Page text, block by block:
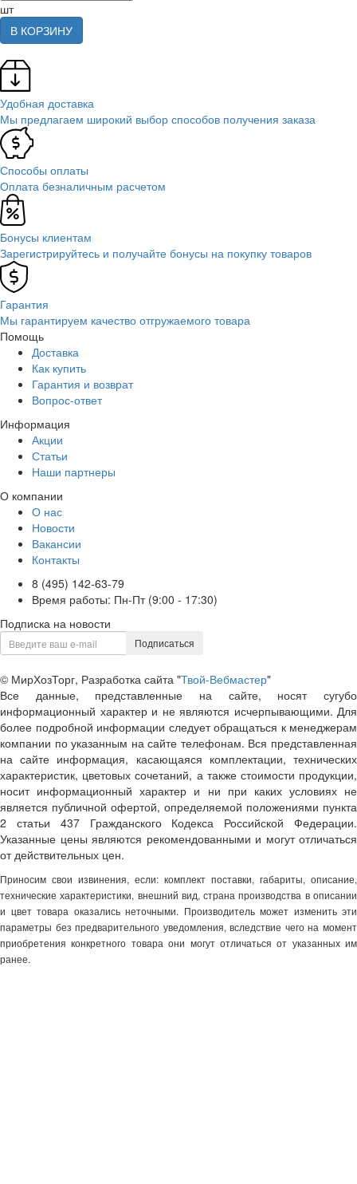
шт
В КОРЗИНУ
Удобная доставка
Мы предлагаем широкий выбор способов получения заказа
Способы оплаты
Оплата безналичным расчетом
Бонусы клиентам
Зарегистрируйтесь и получайте бонусы на покупку товаров
Гарантия
Мы гарантируем качество отгружаемого товара
Помощь
Доставка
Как купить
Гарантия и возврат
Вопрос-ответ
Информация
Акции
Статьи
Наши партнеры
О компании
О нас
Новости
Вакансии
Контакты
8 (495) 142-63-79
Время работы: Пн-Пт (9:00 - 17:30)
Подписка на новости
Подписаться
© МирХозТорг, Разработка сайта "Твой-Вебмастер"
Все данные, представленные на сайте, носят сугубо
информационный характер и не являются исчерпывающими. Для
более подробной информации следует обращаться к менеджерам
компании по указанным на сайте телефонам. Вся представленная
на сайте информация, касающаяся комплектации, технических
характеристик, цветовых сочетаний, а также стоимости продукции,
носит информационный характер и ни при каких условиях не
является публичной офертой, определяемой положениями пункта
2 статьи 437 Гражданского Кодекса Российской Федерации.
Указанные цены являются рекомендованными и могут отличаться
от действительных цен.
Приносим свои извинения, если: комплект поставки, габариты, описание,
технические характеристики, внешний вид, страна производства в описании
и цвет товара оказались неточными. Производитель может изменить эти
параметры без предварительного уведомления, вследствие чего на момент
приобретения конкретного товара они могут отличаться от указанных им
ранее.